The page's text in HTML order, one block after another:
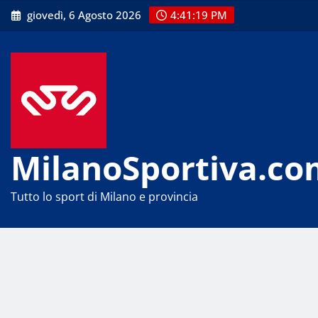
Skip
to
giovedì, 6 Agosto 2026 4:41:20 PM
Tutto lo sport di Milano e provincia